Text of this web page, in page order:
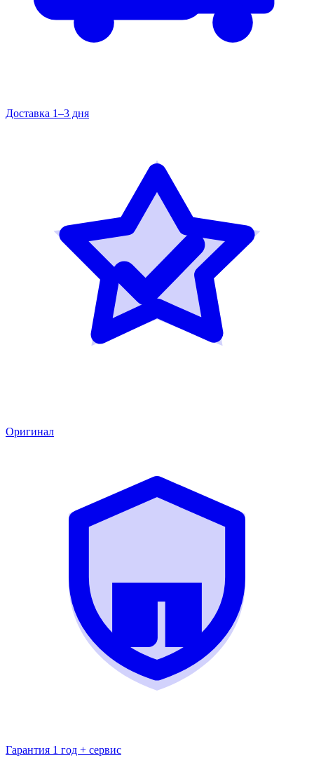
Доставка 1–3 дня
Оригинал
Гарантия 1 год + сервис